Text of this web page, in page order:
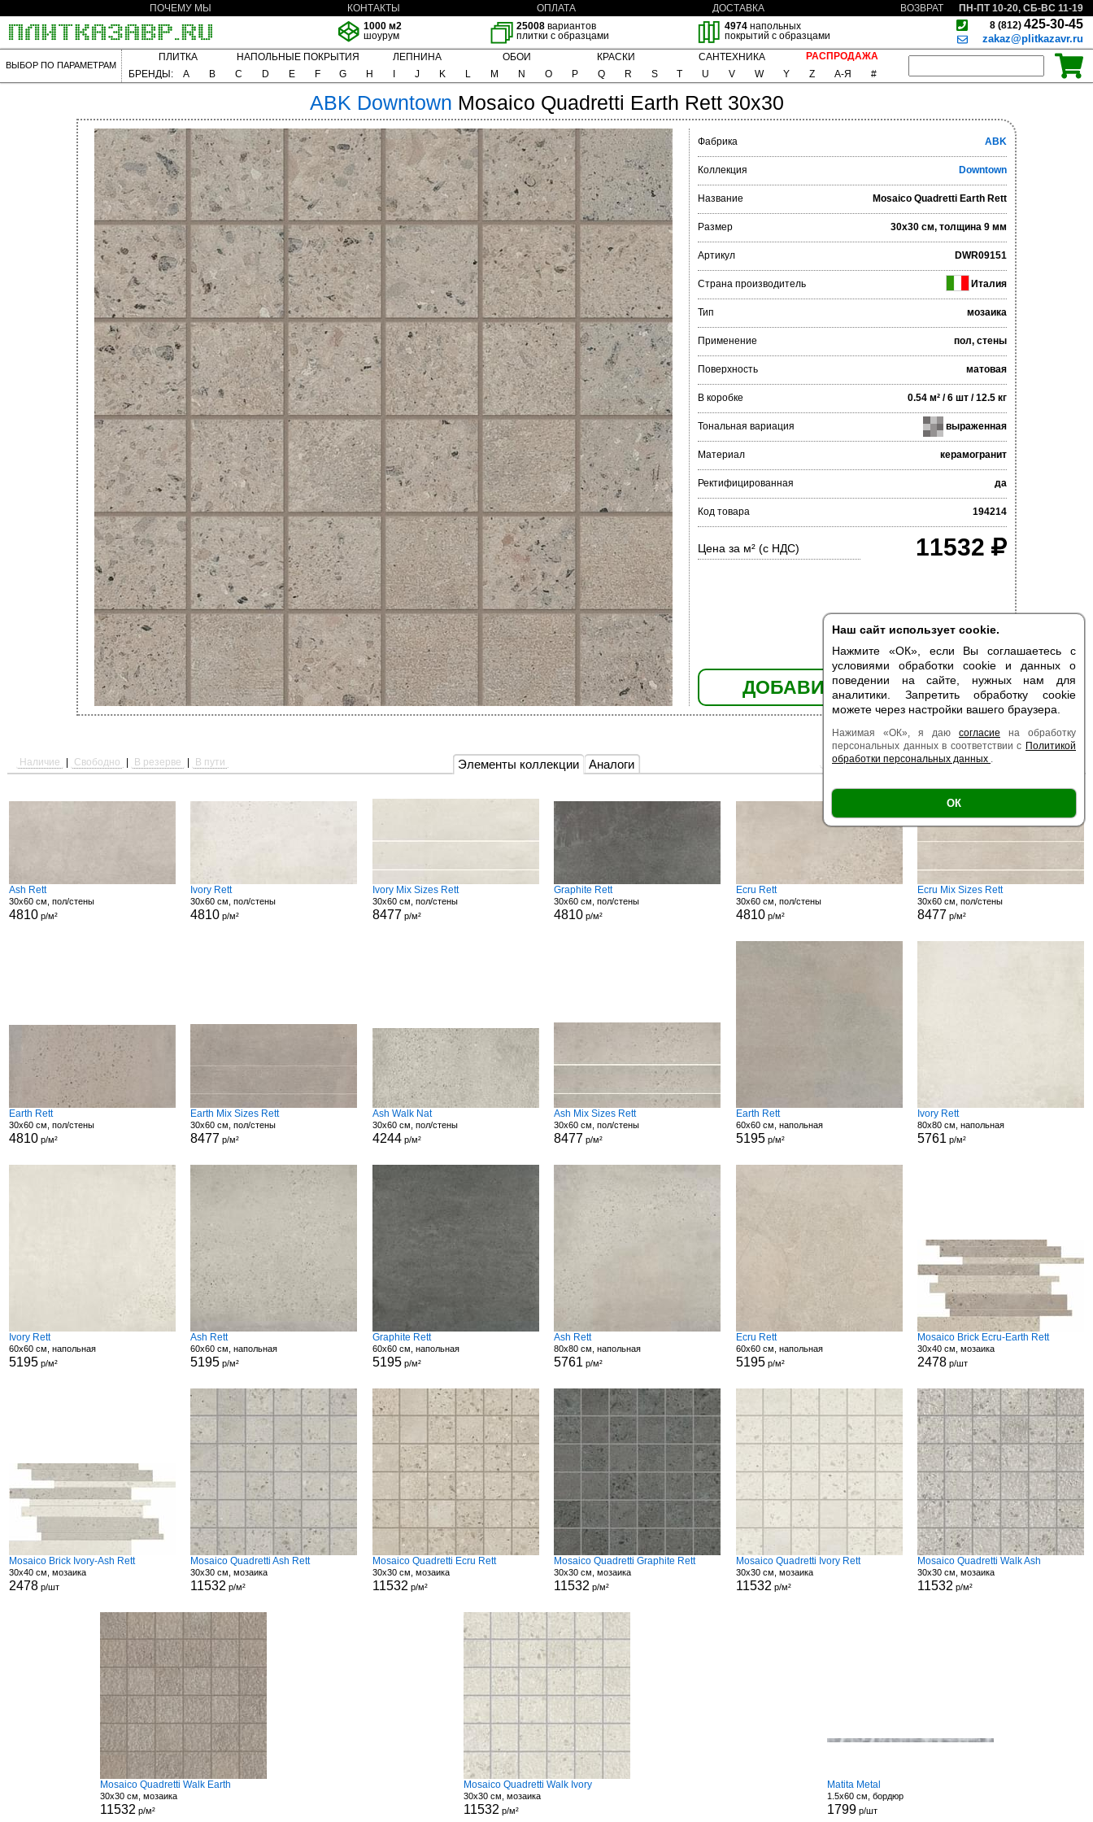
Наш сайт использует cookie.
Нажмите «ОК», если Вы соглашаетесь с
условиями обработки cookie и данных о
поведении на сайте, нужных нам для
аналитики. Запретить обработку cookie
можете через настройки вашего браузера.
Нажимая «ОК», я даю согласие на обработку
персональных данных в соответствии с Политикой
обработки персональных данных .
ОК
ПОЧЕМУ МЫ КОНТАКТЫ ОПЛАТА ДОСТАВКА ВОЗВРАТ
ПН-ПТ 10-20, СБ-ВС 11-19
1000 м2
шоурум
25008 вариантов
плитки с образцами
4974напольных
покрытий с образцами
8 (812) 425-30-45
zakaz@plitkazavr.ru
ВЫБОР ПО ПАРАМЕТРАМ
ПЛИТКА НАПОЛЬНЫЕ ПОКРЫТИЯ ЛЕПНИНА ОБОИ КРАСКИ САНТЕХНИКА
РАСПРОДАЖА
БРЕНДЫ:
A B C D E F G H J K L M N O P Q R S T U V W Y Z А-Я #
ABK Downtown Mosaico Quadretti Earth Rett 30x30
Фабрика ABK
Коллекция Downtown
Название Mosaico Quadretti Earth Rett
Размер 30x30 см, толщина 9 мм
Артикул DWR09151
Страна производитель Италия
Тип мозаика
Применение пол, стены
Поверхность матовая
В коробке 0.54 м² / 6 шт / 12.5 кг
Тональная вариация выраженная
Материал керамогранит
Ректифицированная да
Код товара 194214
Цена за м² (с НДС) 11532
ДОБАВИТЬ В КОРЗИНУ
Элементы коллекции Аналоги
Наличие Свободно В резерве В пути Есть образец | Поверхность |
Ash Rett
30x60 см, пол/стены
4810р/м²
Ivory Rett
30x60 см, пол/стены
4810 р/м²
Ivory Mix Sizes Rett
30x60 см, пол/стены
8477 р/м²
Graphite Rett
30x60 см, пол/стены
4810 р/м²
Ecru Rett
30x60 см, пол/стены
4810р/м²
Ecru Mix Sizes Rett
30x60 см, пол/стены
8477 р/м²
Earth Rett
30x60 см, пол/стены
4810р/м²
Earth Mix Sizes Rett
30x60 см, пол/стены
8477 р/м²
Ash Walk Nat
30x60 см, пол/стены
4244р/м²
Ash Mix Sizes Rett
30x60 см, пол/стены
8477 р/м²
Earth Rett
60x60 см, напольная
5195р/м²
Ivory Rett
80x80 см, напольная
5761 р/м²
Ivory Rett
60x60 см, напольная
5195р/м²
Ash Rett
60x60 см, напольная
5195 р/м²
Graphite Rett
60x60 см, напольная
5195р/м²
Ash Rett
80x80 см, напольная
5761 р/м²
Ecru Rett
60x60 см, напольная
5195р/м²
Mosaico Brick Ecru-Earth Rett
30x40 см, мозаика
2478 р/шт
Mosaico Brick Ivory-Ash Rett
30x40 см, мозаика
2478р/шт
Mosaico Quadretti Ash Rett
30x30 см, мозаика
11532 р/м²
Mosaico Quadretti Ecru Rett
30x30 см, мозаика
11532 р/м²
Mosaico Quadretti Graphite Rett
30x30 см, мозаика
11532 р/м²
Mosaico Quadretti Ivory Rett
30x30 см, мозаика
11532 р/м²
Mosaico Quadretti Walk Ash
30x30 см, мозаика
11532 р/м²
Mosaico Quadretti Walk Earth
30x30 см, мозаика
11532 р/м²
Mosaico Quadretti Walk Ivory
30x30 см, мозаика
11532 р/м²
Matita Metal
1.5x60 см, бордюр
1799р/шт